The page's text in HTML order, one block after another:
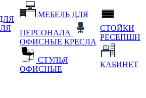
МЕБЕЛЬ ДЛЯ
ПЕРСОНАЛА
ОФИСНЫЕ КРЕСЛА
СТУЛЬЯ
ОФИСНЫЕ
СТОЙКИ
РЕСЕПШН
КАБИНЕТ